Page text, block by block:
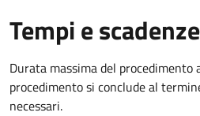
Tempi e scadenze
Durata massima del
procedimento si conclude al
necessari.